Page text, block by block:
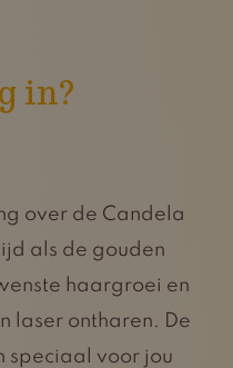
in?
over de Candela
als de gouden
haargroei en
laser ontharen. De
speciaal voor jou